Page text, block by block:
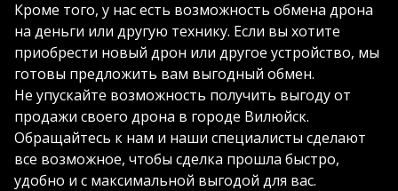
Кроме того, у нас есть возможность обмена дрона
на деньги или другую технику. Если вы хотите
приобрести новый дрон или другое устройство, мы
готовы предложить вам выгодный обмен.
Не упускайте возможность получить выгоду от
продажи своего дрона в городе Вилюйск.
Обращайтесь к нам и наши специалисты сделают
все возможное, чтобы сделка прошла быстро,
удобно и с максимальной выгодой для вас.